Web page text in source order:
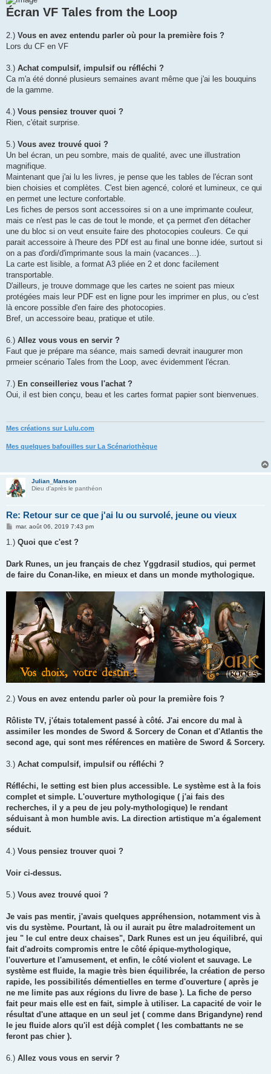
g
e
Écran VF Tales from the Loop
2.) Vous en avez entendu parler où pour la première fois ?
Lors du CF en VF
3.) Achat compulsif, impulsif ou réfléchi ?
Ca m'a été donné plusieurs semaines avant même que j'ai les bouquins
de la gamme.
4.) Vous pensiez trouver quoi ?
Rien, c'était surprise.
5.) Vous avez trouvé quoi ?
Un bel écran, un peu sombre, mais de qualité, avec une illustration
magnifique.
Maintenant que j'ai lu les livres, je pense que les tables de l'écran sont
bien choisies et complètes. C'est bien agencé, coloré et lumineux, ce qui
en permet une lecture confortable.
Les fiches de persos sont accessoires si on a une imprimante couleur,
mais ce n'est pas le cas de tout le monde, et ça permet d'en détacher
une du bloc si on veut ensuite faire des photocopies couleurs. Ce qui
parait accessoire à l'heure des PDf est au final une bonne idée, surtout si
on a pas d'ordi/d'imprimante sous la main (vacances...).
La carte est lisible, a format A3 pliée en 2 et donc facilement
transportable.
D'ailleurs, je trouve dommage que les cartes ne soient pas mieux
protégées mais leur PDF est en ligne pour les imprimer en plus, ou c'est
là encore possible d'en faire des photocopies.
Bref, un accessoire beau, pratique et utile.
6.) Allez vous vous en servir ?
Faut que je prépare ma séance, mais samedi devrait inaugurer mon
prmeier scénario Tales from the Loop, avec évidemment l'écran.
7.) En conseilleriez vous l'achat ?
Oui, il est bien conçu, beau et les cartes format papier sont bienvenues.
Mes créations sur Lulu.com
Mes quelques bafouilles sur La Scénariothèque
Julian_Manson
Dieu d'après le panthéon
Re: Retour sur ce que j'ai lu ou survolé, jeune ou vieux
M
s
s
g
mar. août 06, 2019 7:43 pm
1.) Quoi que c'est ?
Dark Runes, un jeu français de chez Yggdrasil studios, qui permet
de faire du Conan-like, en mieux et dans un monde mythologique.
2.) Vous en avez entendu parler où pour la première fois ?
Rôliste TV, j'étais totalement passé à côté. J'ai encore du mal à
assimiler les mondes de Sword & Sorcery de Conan et d'Atlantis the
second age, qui sont mes références en matière de Sword & Sorcery.
3.) Achat compulsif, impulsif ou réfléchi ?
Réfléchi, le setting est bien plus accessible. Le système est à la fois
complet et simple. L'ouverture mythologique ( j'ai fais des
recherches, il y a peu de jeu poly-mythologique) le rendant
séduisant à mon humble avis. La direction artistique m'a également
séduit.
4.) Vous pensiez trouver quoi ?
Voir ci-dessus.
5.) Vous avez trouvé quoi ?
Je vais pas mentir, j'avais quelques appréhension, notamment vis à
vis du système. Pourtant, là ou il aurait pu être maladroitement un
jeu " le cul entre deux chaises", Dark Runes est un jeu équilibré, qui
fait d'adroits compromis entre le côté épique-mythologique,
l'ouverture et l'amusement, et enfin, le côté violent et sauvage. Le
système est fluide, la magie très bien équilibrée, la création de perso
rapide, les possibilités démentielles en terme d'ouverture ( après je
ne me limite pas aux régions du livre de base ). La fiche de perso
fait peur mais elle est en fait, simple à utiliser. La capacité de voir le
résultat d'une attaque en un seul jet ( comme dans Brigandyne) rend
le jeu fluide alors qu'il est déjà complet ( les combattants ne se
feront pas chier ).
6.) Allez vous vous en servir ?